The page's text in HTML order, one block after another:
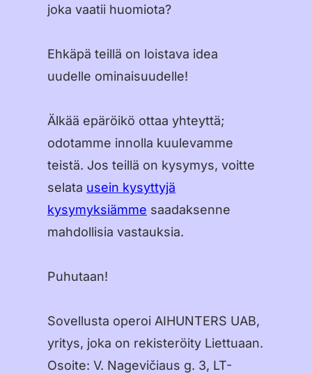
Nederlands
Dansk
Suomi
Norsk Bokmål
Svenska
日本語
Bahasa Indonesia
Bahasa Melayu
joka vaatii huomiota?
Ehkäpä teillä on loistava idea
uudelle ominaisuudelle!
Älkää epäröikö ottaa yhteyttä;
odotamme innolla kuulevamme
teistä. Jos teillä on kysymys, voitte
selata usein kysyttyjä
kysymyksiämme saadaksenne
mahdollisia vastauksia.
Puhutaan!
Sovellusta operoi AIHUNTERS UAB,
yritys, joka on rekisteröity Liettuaan.
Osoite: V. Nagevičiaus g. 3, LT-